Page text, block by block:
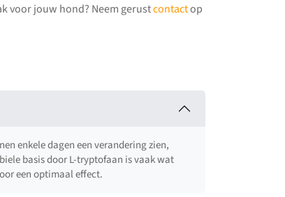
voor jouw hond? Neem gerustcontactop
enkele dagen een verandering zien,
basis door L-tryptofaan is vaak wat
een optimaal effect.